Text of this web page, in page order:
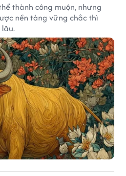
thành công muộn, nhưng
nền tảng vững chắc thì